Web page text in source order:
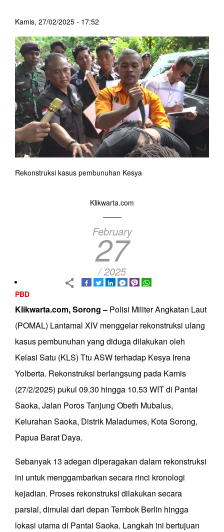
Kamis, 27/02/2025 - 17:52
Rekonstruksi kasus pembunuhan Kesya
Klikwarta.com
February
27
/ 2025
PBD
Klikwarta.com, Sorong – Polisi Militer Angkatan Laut
(POMAL) Lantamal XIV menggelar rekonstruksi ulang
kasus pembunuhan yang diduga dilakukan oleh
Kelasi Satu (KLS) Ttu ASW terhadap Kesya Irena
Yolberta. Rekonstruksi berlangsung pada Kamis
(27/2/2025) pukul 09.30 hingga 10.53 WIT di Pantai
Saoka, Jalan Poros Tanjung Obeth Mubalus,
Kelurahan Saoka, Distrik Maladumes, Kota Sorong,
Papua Barat Daya.
Sebanyak 13 adegan diperagakan dalam rekonstruksi
ini untuk menggambarkan secara rinci kronologi
kejadian. Proses rekonstruksi dilakukan secara
parsial, dimulai dari depan Tembok Berlin hingga
lokasi utama di Pantai Saoka. Langkah ini bertujuan